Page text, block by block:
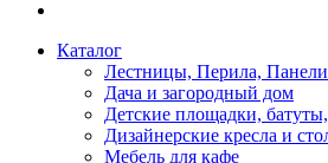
Каталог
Лестницы, Перила, Панели
Дача и загородный дом
Детские площадки,
Дизайнерские кресла и
Мебель для кафе